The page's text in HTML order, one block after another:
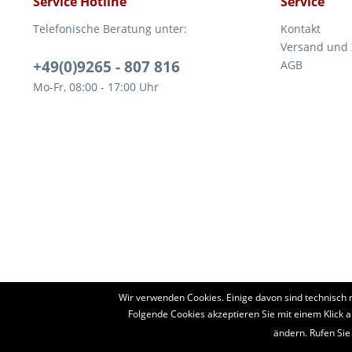
Telefonische Beratung unter:
+49(0)9265 - 807 816
Mo-Fr, 08:00 - 17:00 Uhr
Kontakt
Versand
AGB
aforst.com - Ihr Fachhändler für Patura Weide- und
Weidezaungeräte,
Wir verwenden Cookies. Einige davon sind
Folgende Cookies akzeptieren Sie mit einem
ändern. Rufen